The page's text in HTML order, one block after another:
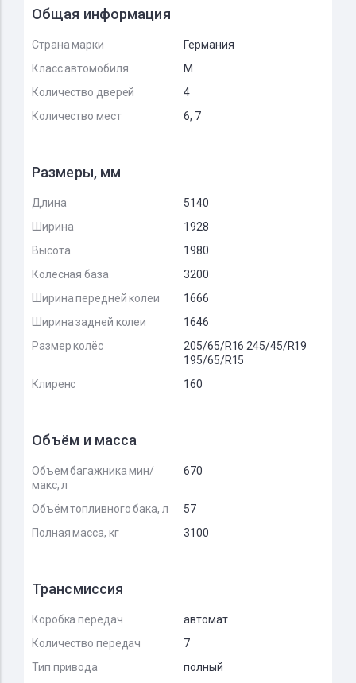
Общая информация
Страна марки
Германия
Класс автомобиля
M
Количество дверей
4
Количество мест
6, 7
Размеры, мм
Длина
5140
Ширина
1928
Высота
1980
Колёсная база
3200
Ширина передней колеи
1666
Ширина задней колеи
1646
Размер колёс
205/65/R16 245/45/R19
195/65/R15
Клиренс
160
Объём и масса
Объем багажника мин/
макс, л
670
Объём топливного бака, л
57
Полная масса, кг
3100
Трансмиссия
Коробка передач
автомат
Количество передач
7
Тип привода
полный